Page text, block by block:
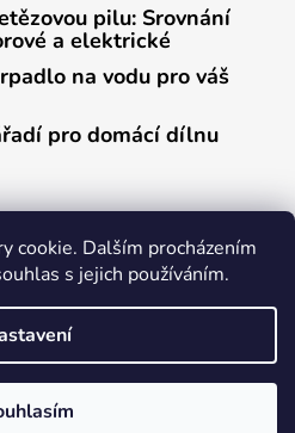
cookie. Dalším procházením
s jejich používáním.
pilu: Srovnání
a elektrické
na vodu pro váš
pro domácí dílnu
recenzí
Shoptet